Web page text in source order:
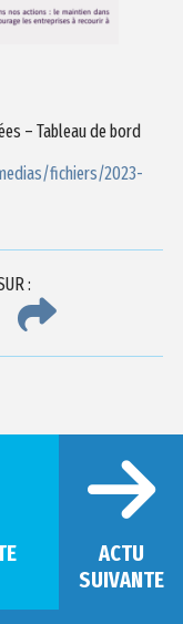
– Tableau de bord
fichiers/2023-
:
ACTU
SUIVANTE